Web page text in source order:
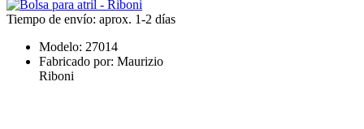
Tiempo de envío: aprox. 1-2 días
Modelo: 27014
Fabricado por: Maurizio
Riboni